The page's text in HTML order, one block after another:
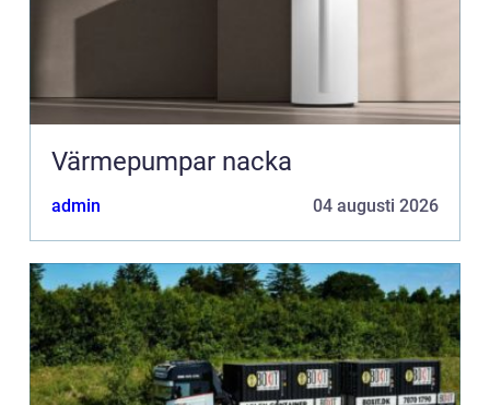
Värmepumpar nacka
admin 04 augusti 2026